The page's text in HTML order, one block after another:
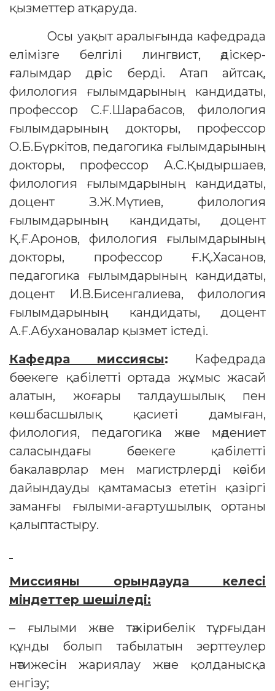
қызметтер атқаруда.
Осы уақыт аралығында кафедрада
елімізге белгілі лингвист, әдіскер-
ғалымдар дәріс берді. Атап айтсақ,
филология ғылымдарының кандидаты,
профессор С.Ғ.Шарабасов, филология
ғылымдарының докторы, профессор
О.Б.Бүркітов, педагогика ғылымдарының
докторы, профессор А.С.Қыдыршаев,
филология ғылымдарының кандидаты,
доцент З.Ж.Мүтиев, филология
ғылымдарының кандидаты, доцент
Қ.Ғ.Аронов, филология ғылымдарының
докторы, профессор Ғ.Қ.Хасанов,
педагогика ғылымдарының кандидаты,
доцент И.В.Бисенгалиева, филология
ғылымдарының кандидаты, доцент
А.Ғ.Абухановалар қызмет істеді.
Кафедра миссиясы: Кафедрада
бәсекеге қабілетті ортада жұмыс жасай
алатын, жоғары талдаушылық пен
көшбасшылық қасиеті дамыған,
филология, педагогика және мәдениет
саласындағы бәсекеге қабілетті
бакалаврлар мен магистрлерді кәсіби
дайындауды қамтамасыз ететін қазіргі
заманғы ғылыми-ағартушылық ортаны
қалыптастыру.
Миссияны орындауда келесі
міндеттер шешіледі:
– ғылыми және тәжірибелік тұрғыдан
құнды болып табылатын зерттеулер
нәтижесін жариялау және қолданысқа
енгізу;